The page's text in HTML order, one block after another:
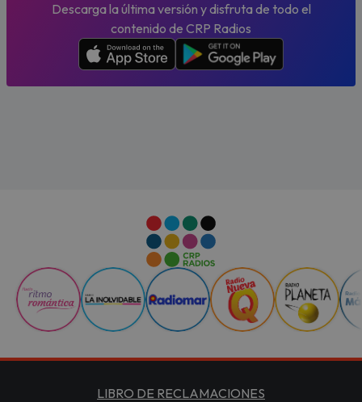
Descarga la última versión y disfruta de todo el
contenido de CRP Radios
LIBRO DE RECLAMACIONES